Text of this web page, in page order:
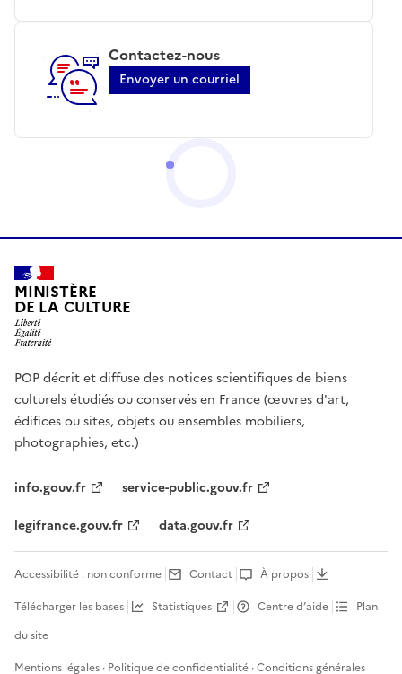
Contactez-nous
Envoyer un courriel
MINISTÈRE
DE LA CULTURE
POP décrit et diffuse des notices scientifiques de biens
culturels étudiés ou conservés en France (œuvres d'art,
édifices ou sites, objets ou ensembles mobiliers,
photographies, etc.)
info.gouv.fr
service-public.gouv.fr
legifrance.gouv.fr
data.gouv.fr
Accessibilité : non conforme Contact
À propos
Télécharger les bases
Statistiques Centre d’aide
Plan
du site
Mentions légales · Politique de confidentialité ·Conditions générales